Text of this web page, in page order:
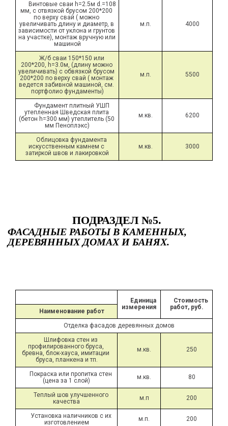
Винтовые сваи h=2.5м d.=108
мм, с отвязкой брусом 200*200
по верху свай ( можно
увеличивать длину и диаметр, в
зависимости от уклона и грунтов
на участке), монтаж вручную или
машиной
м.п. 4000
Ж/б сваи 150*150 или
200*200, h=3.0м, (длину можно
увеличивать) с обвязкой брусом
200*200 по верху свай ( монтаж
ведется забивной машиной, см.
портфолио фундаменты)
м.п. 5500
Фундамент плитный УШП
утепленная Шведская плита
(бетон h=300 мм) утеплитель (50
мм Пеноплэкс)
м.кв. 6200
Облицовка фундамента
искусственным камнем с
затиркой швов и лакировкой
м.кв. 3000
ПОДРАЗДЕЛ №5.
ФАСАДНЫЕ РАБОТЫ В КАМЕННЫХ,
ДЕРЕВЯННЫХ ДОМАХ И БАНЯХ.
Единица
измерения
Стоимость
работ, руб.
Наименование работ
Отделка фасадов деревянных домов
Шлифовка стен из
профилированного бруса,
бревна, блок-хауса, имитации
бруса, планкена и тп.
м.кв. 250
Покраска или пропитка стен
(цена за 1 слой)
м.кв. 80
Теплый шов улучшенного
качества
м.п 200
Установка наличников с их
изготовлением
м.п. 200